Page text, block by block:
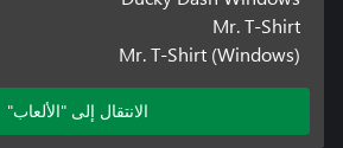
Mr. T-Shirt
Mr. T-Shirt (Windows)
الانتقال إلى "الألعاب"